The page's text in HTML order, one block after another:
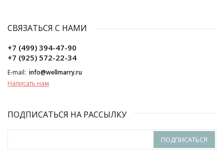
СВЯЗАТЬСЯ С НАМИ
+7 (499) 394-47-90
+7 (925) 572-22-34
E-mail: info@wellmarry.ru
Написать нам
ПОДПИСАТЬСЯ НА РАССЫЛКУ
ПОДПИСАТЬСЯ